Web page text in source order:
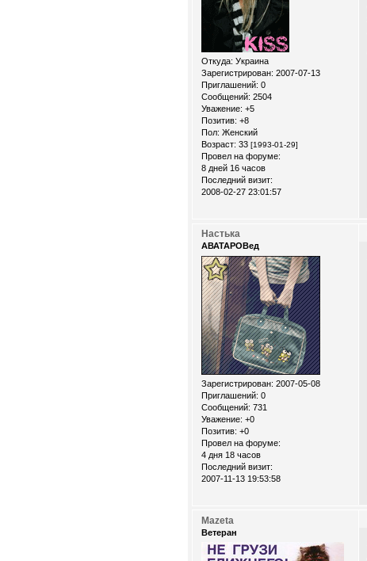
Откуда: Украина
Зарегистрирован: 2007-07-13
Приглашений: 0
Сообщений: 2504
Уважение: +5
Позитив: +8
Пол: Женский
Возраст: 33 [1993-01-29]
Провел на форуме:
8 дней 16 часов
Последний визит:
2008-02-27 23:01:57
Настька
АВАТАРОВед
Зарегистрирован: 2007-05-08
Приглашений: 0
Сообщений: 731
Уважение: +0
Позитив: +0
Провел на форуме:
4 дня 18 часов
Последний визит:
2007-11-13 19:53:58
Mazeta
Ветеран